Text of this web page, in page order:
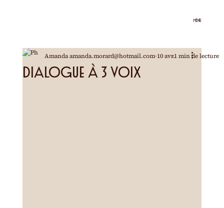
MENU
Dialogue à 3 voix
Amanda amanda.morard@hotmail.com 10 avr.1 min de lecture